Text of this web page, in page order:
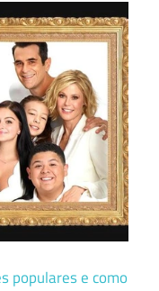
populares e como